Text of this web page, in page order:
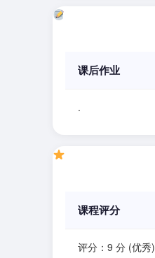
课后作业
.
课程评分
评分：9 分 (优秀)